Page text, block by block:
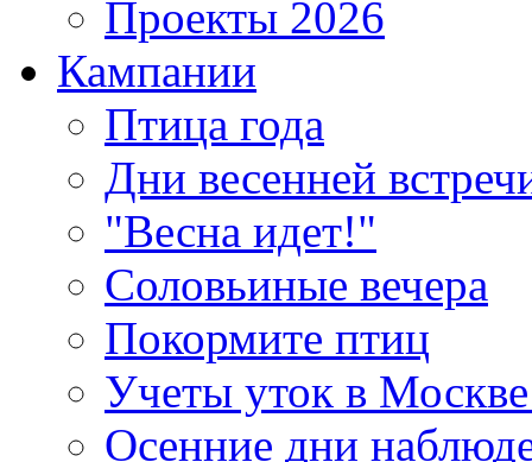
Проекты 2026
Кампании
Птица года
Дни весенней
"Весна идет!"
Соловьиные вечера
Покормите птиц
Учеты уток в
Осенние дни